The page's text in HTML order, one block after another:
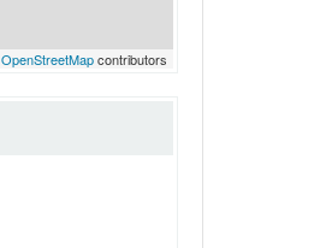
OpenStreetMapcontributors